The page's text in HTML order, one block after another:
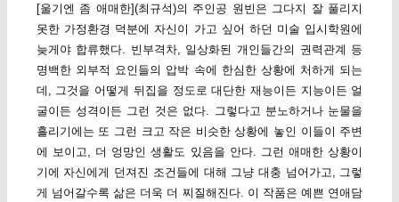
[울기엔 좀 애매한](최규석)의 주인공 원빈은 그다지 잘 풀리지
못한 가정환경 덕분에 자신이 가고 싶어 하던 미술 입시학원에
늦게야 합류했다. 빈부격차, 일상화된 개인들간의 권력관계 등
명백한 외부적 요인들의 압박 속에 한심한 상황에 처하게 되는
데, 그것을 어떻게 뒤집을 정도로 대단한 재능이든 지능이든 얼
굴이든 성격이든 그런 것은 없다. 그렇다고 분노하거나 눈물을
흘리기에는 또 그런 크고 작은 비슷한 상황에 놓인 이들이 주변
에 보이고, 더 엉망인 생활도 있음을 안다. 그런 애매한 상황이
기에 자신에게 던져진 조건들에 대해 그냥 대충 넘어가고, 그렇
게 넘어갈수록 삶은 더욱 더 찌질해진다. 이 작품은 예쁜 연애담